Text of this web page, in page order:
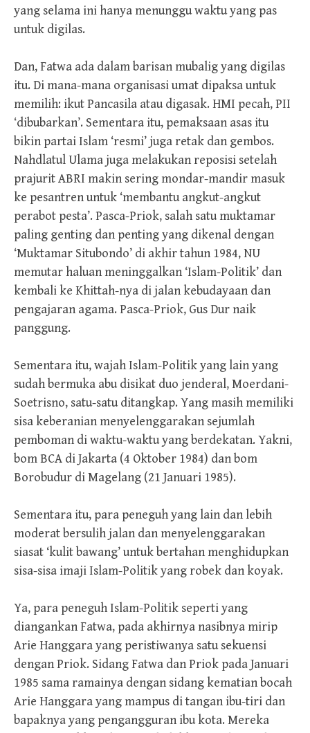
yang selama ini hanya menunggu waktu yang pas
untuk digilas.
Dan, Fatwa ada dalam barisan mubalig yang digilas
itu. Di mana-mana organisasi umat dipaksa untuk
memilih: ikut Pancasila atau digasak. HMI pecah, PII
‘dibubarkan’. Sementara itu, pemaksaan asas itu
bikin partai Islam ‘resmi’ juga retak dan gembos.
Nahdlatul Ulama juga melakukan reposisi setelah
prajurit ABRI makin sering mondar-mandir masuk
ke pesantren untuk ‘membantu angkut-angkut
perabot pesta’. Pasca-Priok, salah satu muktamar
paling genting dan penting yang dikenal dengan
‘Muktamar Situbondo’ di akhir tahun 1984, NU
memutar haluan meninggalkan ‘Islam-Politik’ dan
kembali ke Khittah-nya di jalan kebudayaan dan
pengajaran agama. Pasca-Priok, Gus Dur naik
panggung.
Sementara itu, wajah Islam-Politik yang lain yang
sudah bermuka abu disikat duo jenderal, Moerdani-
Soetrisno, satu-satu ditangkap. Yang masih memiliki
sisa keberanian menyelenggarakan sejumlah
pemboman di waktu-waktu yang berdekatan. Yakni,
bom BCA di Jakarta (4 Oktober 1984) dan bom
Borobudur di Magelang (21 Januari 1985).
Sementara itu, para peneguh yang lain dan lebih
moderat bersulih jalan dan menyelenggarakan
siasat ‘kulit bawang’ untuk bertahan menghidupkan
sisa-sisa imaji Islam-Politik yang robek dan koyak.
Ya, para peneguh Islam-Politik seperti yang
diangankan Fatwa, pada akhirnya nasibnya mirip
Arie Hanggara yang peristiwanya satu sekuensi
dengan Priok. Sidang Fatwa dan Priok pada Januari
1985 sama ramainya dengan sidang kematian bocah
Arie Hanggara yang mampus di tangan ibu-tiri dan
bapaknya yang pengangguran ibu kota. Mereka